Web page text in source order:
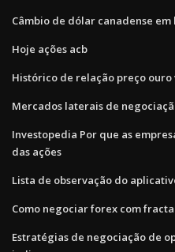
Câmbio de dólar canadense em
Hoje ações acb
Histórico de relação preço ouro
Mercados laterais de
Investopedia Por que as
das ações
Lista de observação do
Como negociar forex com
Estratégias de negociação de